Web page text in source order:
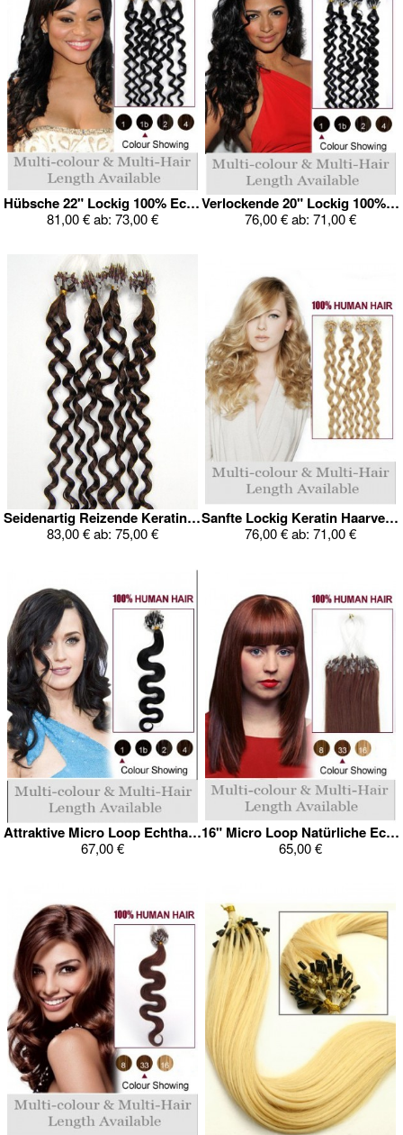
Hübsche 22" Lockig 100% Echthaar Verlängerung
81,00 €ab: 73,00 €
Verlockende 20" Lockig 100% Echthaar Verlängerung
76,00 €ab: 71,00 €
Seidenartig Reizende Keratin Haarverlängerung
83,00 €ab: 75,00 €
Sanfte Lockig Keratin Haarverlängerung
76,00 €ab: 71,00 €
Attraktive Micro Loop Echthaar Verlängerung
67,00 €
16" Micro Loop Natürliche Echthaar Verlängerung
65,00 €